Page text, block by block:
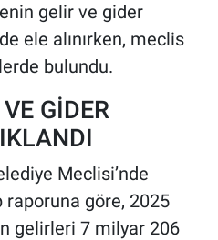
gelir ve gider
ele alınırken, meclis
bulundu.
GİDER
Meclisi’nde
göre, 2025
gelirleri 7 milyar 206